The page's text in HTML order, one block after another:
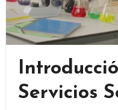
Servicios